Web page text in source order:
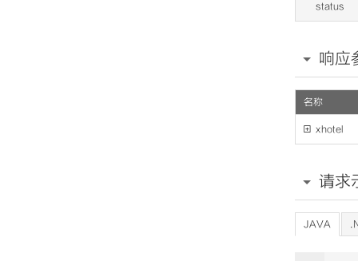
status
响应
名称
 xhotel
请求
JAVA